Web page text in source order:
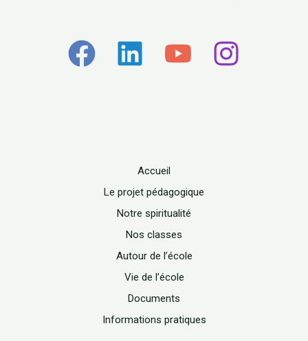
Accueil
Le projet pédagogique
Notre spiritualité
Nos classes
Autour de l’école
Vie de l’école
Documents
Informations pratiques